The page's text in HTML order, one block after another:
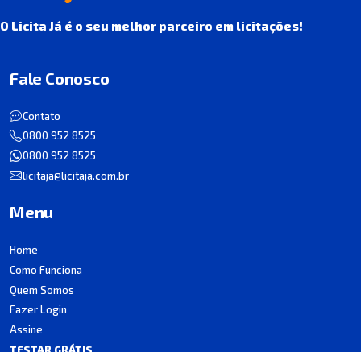
O Licita Já é o seu melhor parceiro em licitações!
Fale Conosco
Contato
0800 952 8525
0800 952 8525
licitaja@licitaja.com.br
Menu
Home
Como Funciona
Quem Somos
Fazer Login
Assine